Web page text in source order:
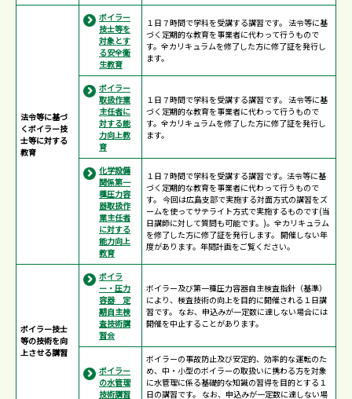
法令等に基づ
くボイラー技
士等に対する
教育
ボイラー
技士等を
対象とす
る安全衛
生教育
１日７時間で学科を受講する講習です。 法令等に基
づく定期的な教育を事業者に代わって行うもので
す。全カリキュラムを修了した方に修了証を発行し
ます。
ボイラー
取扱作業
主任者に
対する能
力向上教
育
１日７時間で学科を受講する講習です。 法令等に基
づく定期的な教育を事業者に代わって行うもので
す。全カリキュラムを修了した方に修了証を発行し
ます。
化学設備
関係第一
種圧力容
器取扱作
業主任者
に対する
能力向上
教育
１日７時間で学科を受講する講習です。法令等に基
づく定期的な教育を事業者に代わって行うもので
す。 今回は広島支部で実施する対面方式の講習をズ
ームを使ってサテライト方式で実施するものです(当
日講師に対して質問も可能です。)。全カリキュラム
を修了した方に修了証を発行します。 開催しない年
度があります。年間計画をご覧ください。
ボイラー技士
等の技術を向
上させる講習
ボイラ
ー・圧力
容器 定
期自主検
査技術講
習会
ボイラー及び第一種圧力容器自主検査指針（基準）
により、検査技術の向上を目的に開催される１日講
習です。 なお、申込みが一定数に達しない場合には
開催を中止することがあります。
ボイラー
の水管理
技術講習
ボイラーの事故防止及び安定的、効率的な運転のた
め、中・小型のボイラーの取扱いに携わる方を対象
に水管理に係る基礎的な知識の習得を目的とする１
日の講習です。 なお、申込みが一定数に達しない場